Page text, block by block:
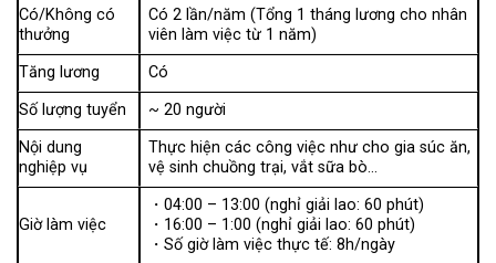
Có/Không có
thưởng
Có 2 lần/năm (Tổng 1 tháng lương cho nhân
viên làm việc từ 1 năm)
Tăng lương
Có
Số lượng tuyển
~ 20 người
Nội dung
nghiệp vụ
Thực hiện các công việc như cho gia súc ăn,
vệ sinh chuồng trại, vắt sữa bò…
Giờ làm việc
・04:00 – 13:00 (nghỉ giải lao: 60 phút)
・16:00 – 1:00 (nghỉ giải lao: 60 phút)
・Số giờ làm việc thực tế: 8h/ngày